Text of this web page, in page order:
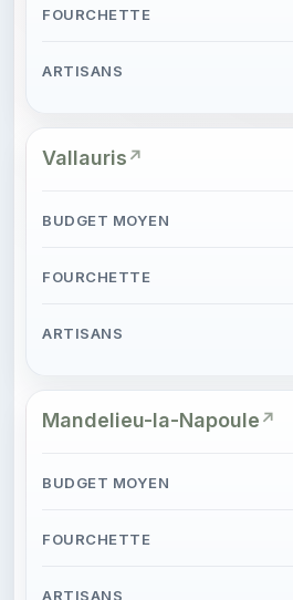
Vallauris
Mandelieu-la-Napoule